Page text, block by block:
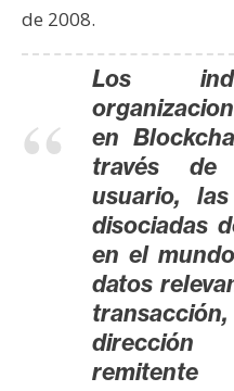
de 2008.
Los
en
través
usuario,
disociadas
en el
datos
dirección